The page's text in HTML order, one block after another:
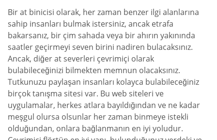
Bir at binicisi olarak, her zaman benzer ilgi alanlarına
sahip insanları bulmak istersiniz, ancak etrafa
bakarsanız, bir çim sahada veya bir ahırın yakınında
saatler geçirmeyi seven birini nadiren bulacaksınız.
Ancak, diğer at severleri çevrimiçi olarak
bulabileceğinizi bilmekten memnun olacaksınız.
Tutkunuzu paylaşan insanları kolayca bulabileceğiniz
birçok tanışma sitesi var. Bu web siteleri ve
uygulamalar, herkes atlara bayıldığından ve ne kadar
meşgul olursa olsunlar her zaman binmeye istekli
olduğundan, onlara bağlanmanın en iyi yoludur.